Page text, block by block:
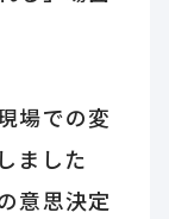
場での変
ました
意思決定